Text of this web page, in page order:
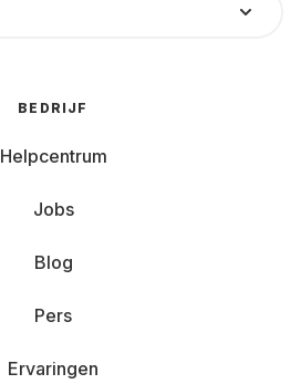
BEDRIJF
Helpcentrum
Jobs
Blog
Pers
Ervaringen